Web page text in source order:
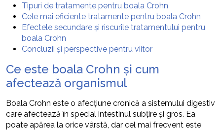
Tipuri de tratamente pentru boala Crohn
Cele mai eficiente tratamente pentru boala Crohn
Efectele secundare și riscurile tratamentului pentru
boala Crohn
Concluzii și perspective pentru viitor
Ce este boala Crohn și cum
afectează organismul
Boala Crohn este o afecțiune cronică a sistemului digestiv
care afectează în special intestinul subțire și gros. Ea
poate apărea la orice vârstă, dar cel mai frecvent este